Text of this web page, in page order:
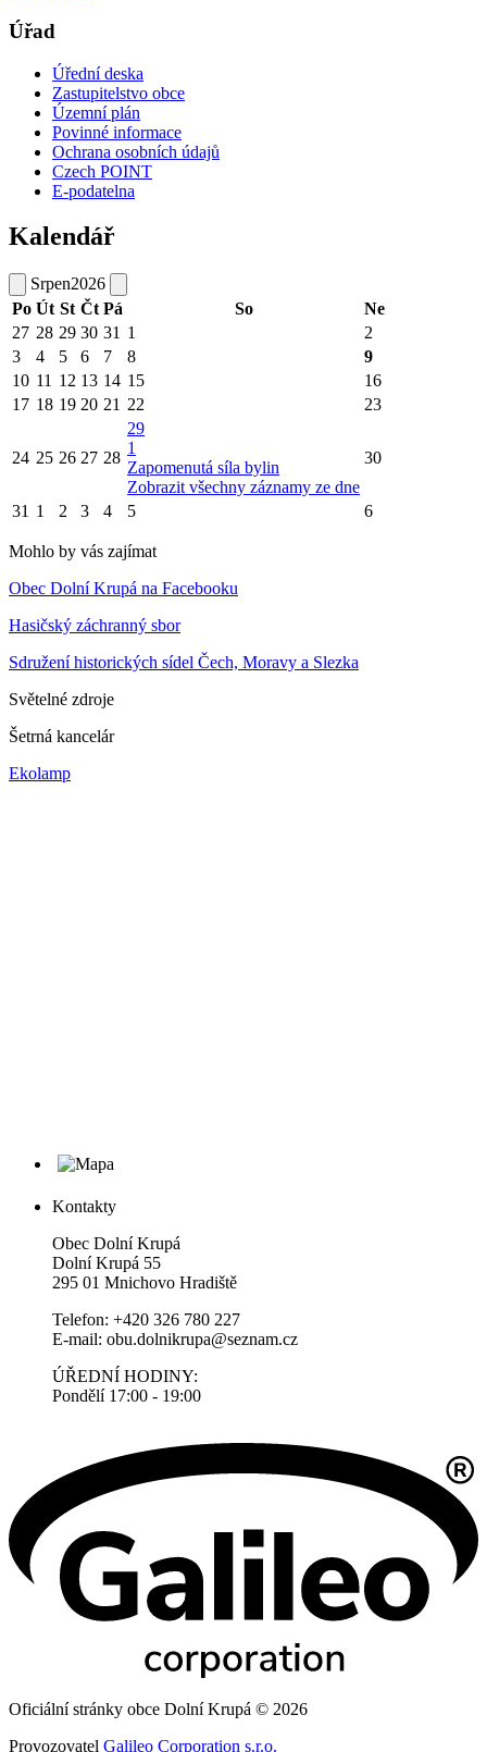
Úřad
Úřední deska
Zastupitelstvo obce
Územní plán
Povinné informace
Ochrana osobních údajů
Czech POINT
E-podatelna
Kalendář
Srpen2026
Po Út St Čt Pá So
Ne
27 28 29 30 31 1
2
3
4 5 6 7 8
9
10 11 12 13 14 15
16
17 18 19 20 21 22 23
24 25 26 27 28
29
1
Zapomenutá síla bylin
Zobrazit všechny záznamy ze dne
30
31 1 2 3 4 5 6
Mohlo by vás zajímat
Obec Dolní Krupá na Facebooku
Hasičský záchranný sbor
Sdružení historických sídel Čech, Moravy a Slezka
Světelné zdroje
Šetrná kancelár
Ekolamp
Kontakty
Obec Dolní Krupá
Dolní Krupá 55
295 01 Mnichovo Hradiště
Telefon: +420 326 780 227
E-mail: obu.dolnikrupa@seznam.cz
ÚŘEDNÍ HODINY:
Pondělí 17:00 - 19:00
Oficiální stránky obce Dolní Krupá © 2026
Provozovatel Galileo Corporation s.r.o.